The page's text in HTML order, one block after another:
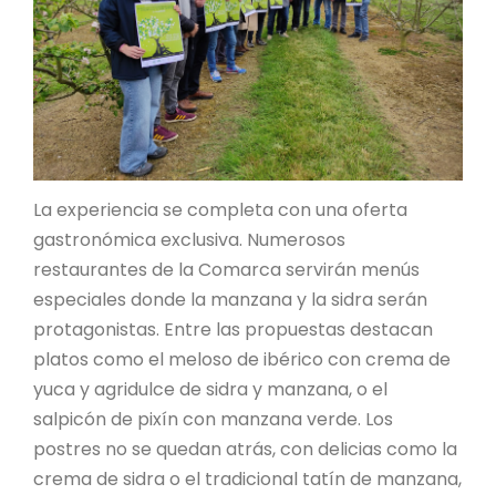
La experiencia se completa con una oferta
gastronómica exclusiva. Numerosos
restaurantes de la Comarca servirán menús
especiales donde la manzana y la sidra serán
protagonistas. Entre las propuestas destacan
platos como el meloso de ibérico con crema de
yuca y agridulce de sidra y manzana, o el
salpicón de pixín con manzana verde. Los
postres no se quedan atrás, con delicias como la
crema de sidra o el tradicional tatín de manzana,